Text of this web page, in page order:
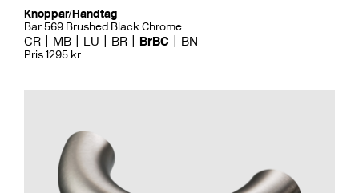
Knoppar/Handtag
Bar 569 Brushed Black Chrome
CR MB LU BR BrBC BN
Pris 1295 kr